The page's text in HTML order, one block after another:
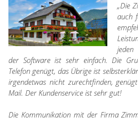
„Die
auch
der Software ist sehr einfach. Die
Telefon genügt, das Übrige ist
irgendetwas nicht zurechtfinden,
Mail. Der Kundenservice ist sehr gut!
Die Kommunikation mit der Firma